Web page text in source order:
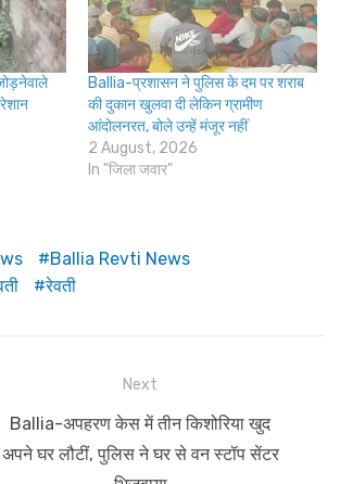
Ballia-प्रशासन ने पुलिस के दम पर शराब
की दुकान खुलवा दी लेकिन ग्रामीण
आंदोलनरत, बोले उन्हें मंजूर नहीं
2 August, 2026
In "जिला जवार"
Ballia Revti News
रेवती
Next
Next
post:
Ballia-अपहरण केस में तीन किशोरिया खुद
अपने घर लौटीं, पुलिस ने घर से वन स्टॉप सेंटर